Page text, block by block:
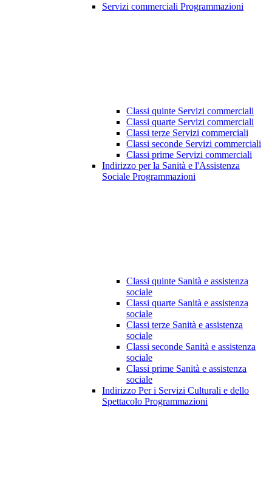
Servizi commerciali Programmazioni
Classi quinte Servizi commerciali
Classi quarte Servizi commerciali
Classi terze Servizi commerciali
Classi seconde Servizi commerciali
Classi prime Servizi commerciali
Indirizzo per la Sanità e l'Assistenza
Sociale Programmazioni
Classi quinte Sanità e assistenza
sociale
Classi quarte Sanità e assistenza
sociale
Classi terze Sanità e assistenza
sociale
Classi seconde Sanità e assistenza
sociale
Classi prime Sanità e assistenza
sociale
Indirizzo Per i Servizi Culturali e dello
Spettacolo Programmazioni